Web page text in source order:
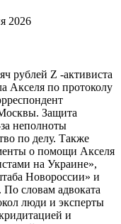
2026
рублей Z -активиста
Акселя по протоколу
Защита
неполноты
по делу. Также
о помощи Акселя
на Украине»,
Новороссии» и
словам адвоката
люди и эксперты
и